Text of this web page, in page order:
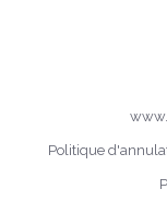
Politique